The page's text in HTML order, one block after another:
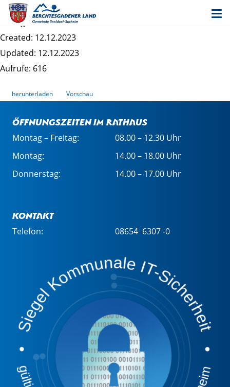
Information nach DSGVO_Wahlen
Dateigrösse: 199.81 KB
Created: 12.12.2023
Updated: 12.12.2023
Aufrufe: 616
herunterladen Vorschau
Öffnungszeiten im Rathaus
Montag – Freitag:
08.00 – 12.30 Uhr
Montag:
14.00 – 18.00 Uhr
Donnerstag:
14.00 – 17.00 Uhr
Kontakt
Telefon: 08654 6307 -0